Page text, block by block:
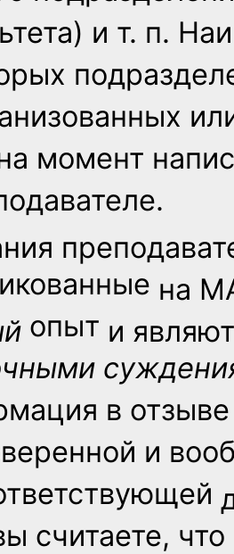
и т. п.
момент
на
опыт и
в
и
считаете, что